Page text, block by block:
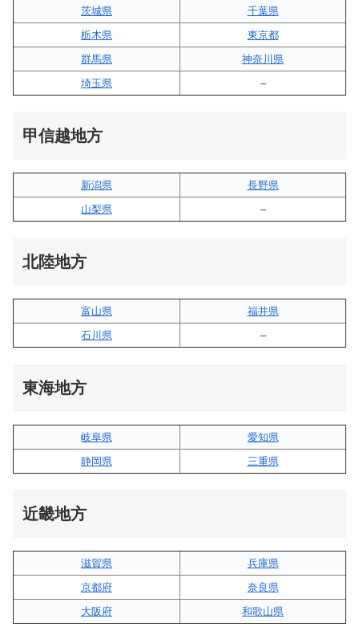
茨城県
千葉県
栃木県
東京都
群馬県
神奈川県
埼玉県
–
甲信越地方
新潟県
長野県
山梨県
–
北陸地方
富山県
福井県
石川県
–
東海地方
岐阜県
愛知県
静岡県
三重県
近畿地方
滋賀県
兵庫県
京都府
奈良県
大阪府
和歌山県